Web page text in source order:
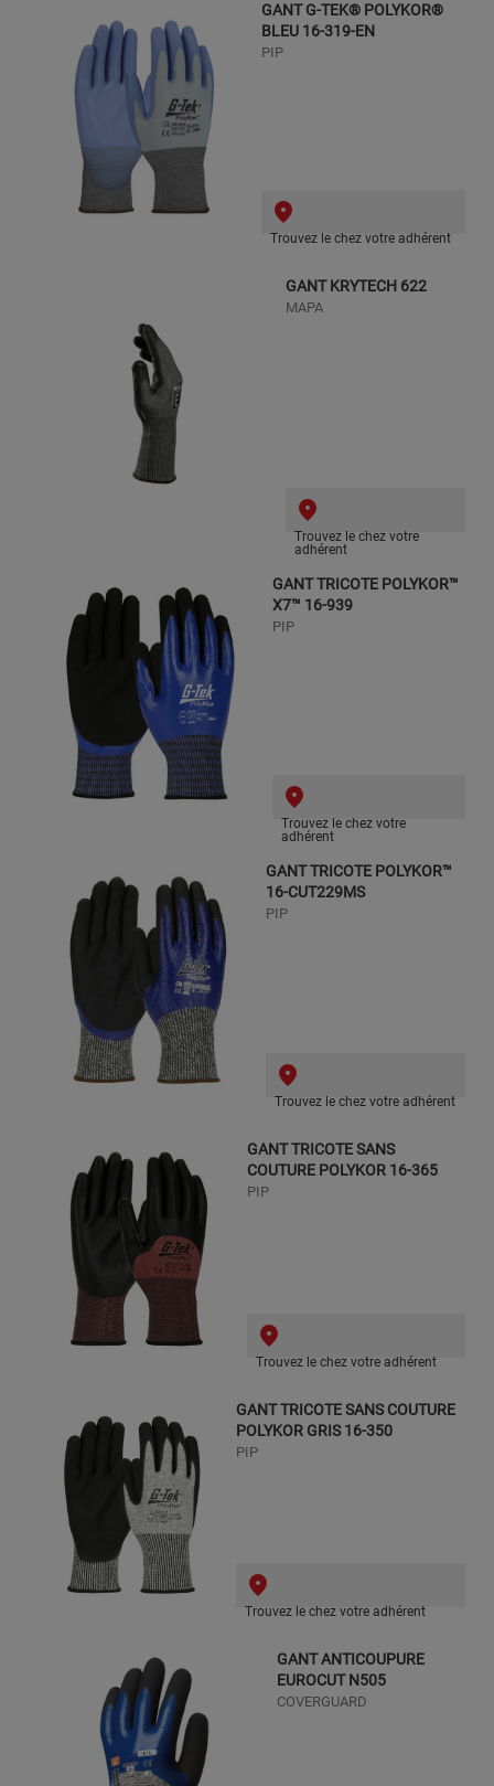
GANT G-TEK® POLYKOR®
BLEU 16-319-EN
PIP
Trouvez le chez votre adhérent
GANT KRYTECH 622
MAPA
Trouvez le chez votre
adhérent
GANT TRICOTE POLYKOR™
X7™ 16-939
PIP
Trouvez le chez votre
adhérent
GANT TRICOTE POLYKOR™
16-CUT229MS
PIP
Trouvez le chez votre adhérent
GANT TRICOTE SANS
COUTURE POLYKOR 16-365
PIP
Trouvez le chez votre adhérent
GANT TRICOTE SANS COUTURE
POLYKOR GRIS 16-350
PIP
Trouvez le chez votre adhérent
GANT ANTICOUPURE
EUROCUT N505
COVERGUARD